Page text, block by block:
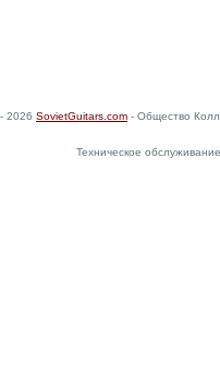
2026 SovietGuitars.com - Общество
Техническое